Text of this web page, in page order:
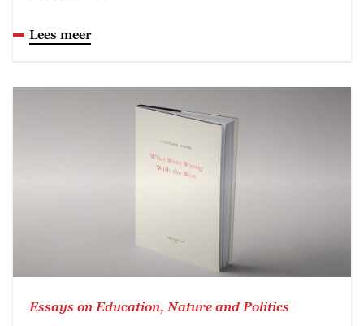
Lees meer
Essays on Education, Nature and Politics